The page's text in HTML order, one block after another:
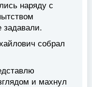
наряду с
задавали.
собрал
и махнул